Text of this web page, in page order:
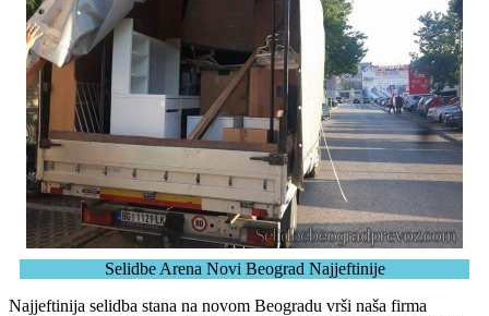
Selidbe Arena Novi Beograd Najjeftinije
Najjeftinija selidba stana na novom Beogradu vrši naša firma